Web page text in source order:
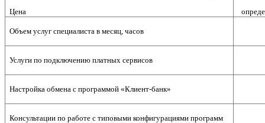
Цена
Объем услуг специалиста в месяц, часов
Услуги по подключению платных сервисов
Настройка обмена с программой «Клиент-банк»
Консультации по работе с типовыми конфигурациями программ